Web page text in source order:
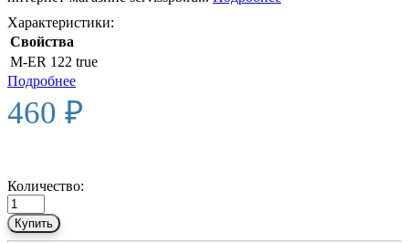
Характеристики:
Свойства
M-ER 122 true
Подробнее
460 ₽
Количество:
Купить